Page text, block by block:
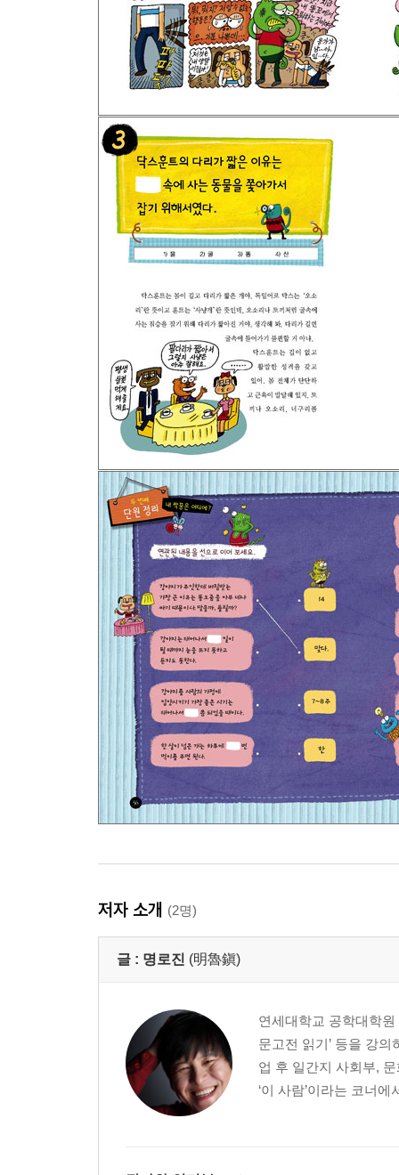
37. 인간의 아이를 돌보았던 늑대가 있을까, 없을까
38. 왜 개는 야단을 맞으면 하품을 할까?
39. 세계에서 광견병 환자가 가장 많은 나라는 ?이
40. 개가 사람에게 렙토스피라증을 옮길 수 있을까,
- 네 번째 단원 정리 - 까불래용 꼬불래용 가라사대
41. 타자기를 치는 개가 있을까, 없을까?
42. ?에서는 주인을 찾을 수 있도록 모든 개에게
43. 강아지도 성형 수술을 한다. 맞을까, 틀릴까?
44. 휴대용 애견 배설물 처리 용기인 벨로박스는 ?
45. 이 나라 사람들은 개가 인간으로 태어나기 전
46. 세계에서 가장 오래된 강아지를 위한 공동묘
48. 미국 애견 협회가 열고 있는 도그쇼(Dog
49. 개와 치타가 경주를 하면 누가 이길까?
50. 미국의 한 회사가 팔고 있는 도그원(Dogone)
- 다섯 번째 단원 정리 - 관련 있는 카드는 다 모여!
저자 소개 (2명)
글 : 명로진 (明魯鎭)
연세대학교 공학대학원
문고전 읽기’ 등을 강
업 후 일간지 사회부,
‘이 사람’이라는 코너